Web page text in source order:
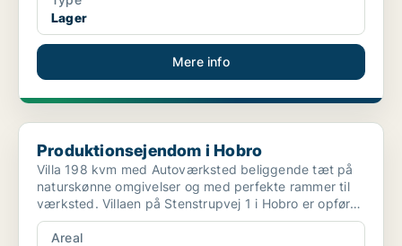
Lager
Mere info
Produktionsejendom i Hobro
Produktionsejendom i Hobro
Villa 198 kvm med Autoværksted beliggende tæt på
naturskønne omgivelser og med perfekte rammer til
værksted. Villaen på Stenstrupvej 1 i Hobro er opført
...
Areal